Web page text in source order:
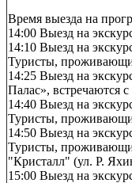
Время выезда на
14:00 Выезд на
14:10 Выезд на
Туристы,
14:25 Выезд на
Палас», встречаются
14:40 Выезд на
Туристы,
14:50 Выезд на
Туристы,
"Кристалл" (ул. Р.
15:00 Выезд на